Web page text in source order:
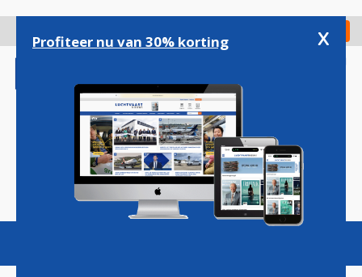
gaan
Check in
Magazine Podcasts Vacatures
Profiteer nu van 30% korting x